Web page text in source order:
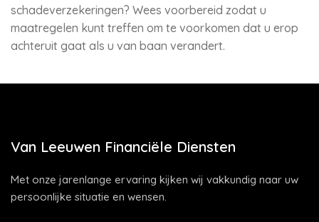
schadeverzekeringen? Wees voorbereid zodat u
maatregelen kunt treffen om te voorkomen dat u erop
achteruit gaat als u van baan verandert.
Van Leeuwen Financiële Diensten
Met onze jarenlange ervaring kijken wij vakkundig naar uw
persoonlijke situatie en wensen.